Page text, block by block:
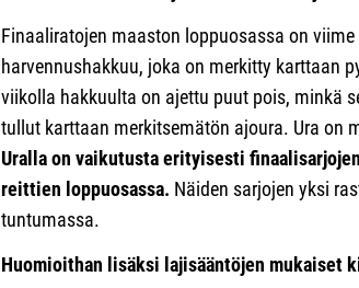
Finaaliratojen maaston loppuosassa on
harvennushakkuu, joka on merkitty karttaan
viikolla hakkuulta on ajettu puut pois, minkä
tullut karttaan merkitsemätön ajoura. Ura on
Uralla on vaikutusta erityisesti finaalisarjojen
reittien loppuosassa. Näiden sarjojen yksi
tuntumassa.
Huomioithan lisäksi lajisääntöjen mukaiset